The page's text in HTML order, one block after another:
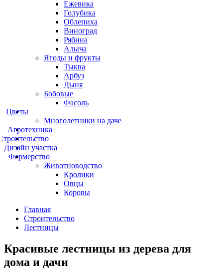
Ежевика
Голубика
Облепиха
Виноград
Рябина
Алыча
Ягоды и фрукты
Тыква
Арбуз
Дыня
Бобовые
Фасоль
Цветы
Многолетники на даче
Агротехника
Дизайн участка
Фермерство
Животноводство
Кролики
Овцы
Коровы
Главная
Строительство
Лестницы
Красивые лестницы из дерева для
дома и дачи